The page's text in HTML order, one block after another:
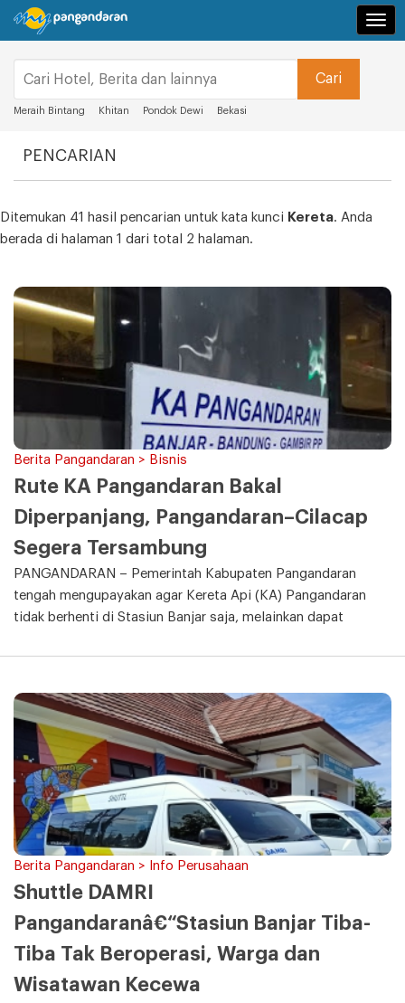
Meraih Bintang Khitan Pondok Dewi Bekasi
PENCARIAN
Ditemukan 41 hasil pencarian untuk kata kunci Kereta. Anda
berada di halaman 1 dari total 2 halaman.
Berita Pangandaran > Bisnis
Rute KA Pangandaran Bakal
Diperpanjang, Pangandaran–Cilacap
Segera Tersambung
PANGANDARAN – Pemerintah Kabupaten Pangandaran
tengah mengupayakan agar Kereta Api (KA) Pangandaran
tidak berhenti di Stasiun Banjar saja, melainkan dapat
Berita Pangandaran > Info Perusahaan
Shuttle DAMRI
Pangandaranâ€“Stasiun Banjar Tiba-
Tiba Tak Beroperasi, Warga dan
Wisatawan Kecewa